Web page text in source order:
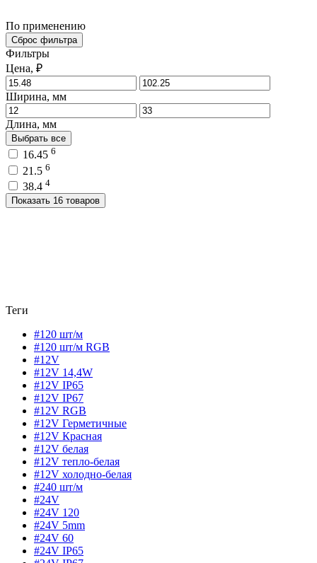
По применению
Сброс фильтра
Фильтры
Цена, ₽
Ширина, мм
Длина, мм
Выбрать все
16.45 6
21.5 6
38.4 4
Показать 16 товаров
Теги
#120 шт/м
#120 шт/м RGB
#12V
#12V 14,4W
#12V IP65
#12V IP67
#12V RGB
#12V Герметичные
#12V Красная
#12V белая
#12V тепло-белая
#12V холодно-белая
#240 шт/м
#24V
#24V 120
#24V 5mm
#24V 60
#24V IP65